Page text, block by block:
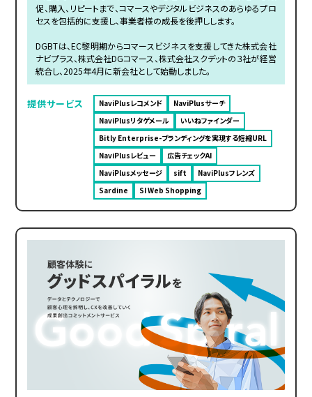
促、購入、リピートまで、コマースやデジタルビジネスのあらゆるプロ
セスを包括的に支援し、事業者様の成長を後押しします。
DGBTは、EC黎明期からコマースビジネスを支援してきた株式会社
ナビプラス、株式会社DGコマース、株式会社スクデットの３社が経営
統合し、2025年4月に新会社として始動しました。
提供サービス NaviPlusレコメンド
NaviPlusサーチ
NaviPlusリタゲメール
いいねファインダー
Bitly Enterprise-ブランディングを実現する短縮URL
NaviPlusレビュー
広告チェックAI
NaviPlusメッセージ
sift
NaviPlusフレンズ
Sardine
SI Web Shopping